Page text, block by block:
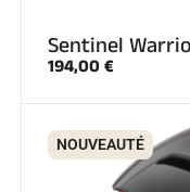
Sentinel
194,00 €
NOUVEAUTÉ